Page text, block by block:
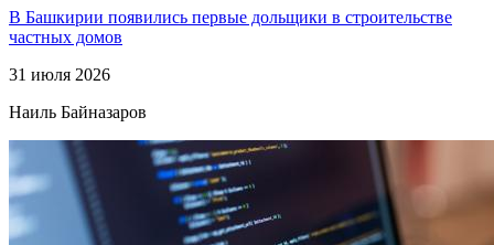
В Башкирии появились первые дольщики в строительстве
частных домов
31 июля 2026
Наиль Байназаров